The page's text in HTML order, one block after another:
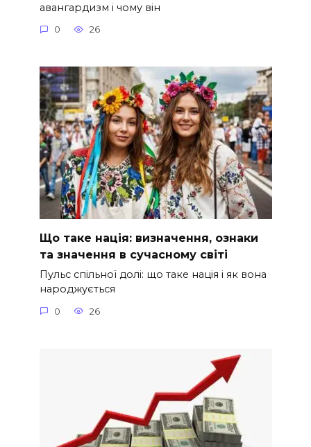
авангардизм і чому він
0 26
Що таке нація: визначення, ознаки
та значення в сучасному світі
Пульс спільної долі: що таке нація і як вона
народжується
0 26